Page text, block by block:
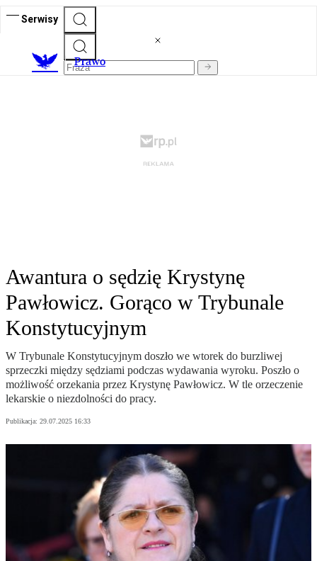
Serwisy
Prawo
Awantura o sędzię Krystynę
Pawłowicz. Gorąco w Trybunale
Konstytucyjnym
W Trybunale Konstytucyjnym doszło we wtorek do burzliwej
sprzeczki między sędziami podczas wydawania wyroku. Poszło o
możliwość orzekania przez Krystynę Pawłowicz. W tle orzeczenie
lekarskie o niezdolności do pracy.
Publikacja: 29.07.2025 16:33